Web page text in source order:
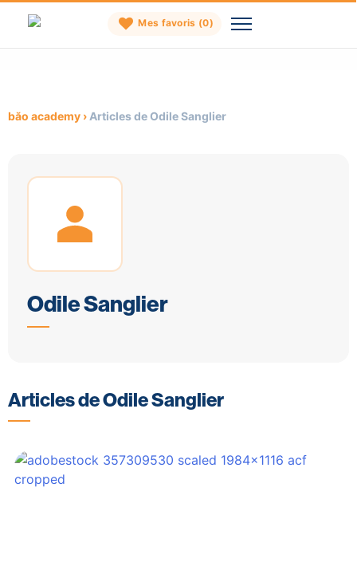
content
Mes favoris (0)
băo academy › Articles de Odile Sanglier
Odile Sanglier
Articles de Odile Sanglier